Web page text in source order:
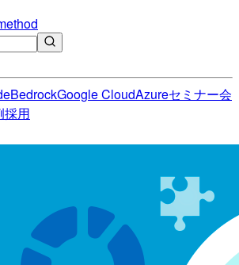
BedrockGoogle CloudAzureセミナー会
採用